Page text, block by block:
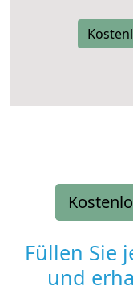
Füllen Sie
und